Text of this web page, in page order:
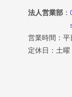
法人営業部 ：
営業時間：
定休日：土曜